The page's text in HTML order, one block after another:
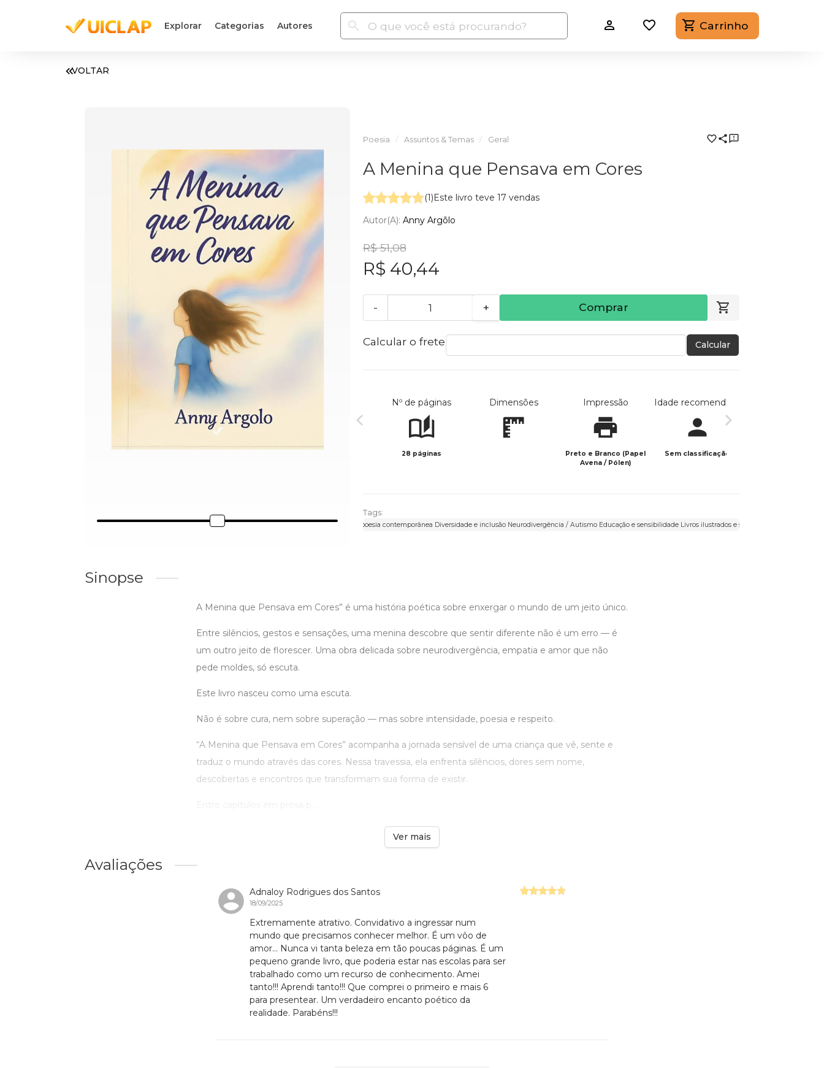
Explorar Categorias Autores Carrinho
VOLTAR
Poesia Assuntos & Temas Geral
A Menina que Pensava em Cores
(1)Este livro teve 17 vendas
Autor(a): Anny Argõlo
R$ 51,08
R$ 40,44
- + Comprar
Calcular o frete Calcular
Nº de páginas
28 páginas
Dimensões Impressão
Preto e Branco (Papel
Avena / Pólen)
Idade recomendada
Sem classificação
Tags:
Literatura infantil / infantojuvenil Prosa poética / poesia contemporânea Diversidade e inclusão Neurodivergência / Autismo Educação e sensibilidade Livros ilustrados e sensoriais Autoaceitação
Sinopse
A Menina que Pensava em Cores” é uma história poética sobre enxergar o mundo de um jeito único.
Entre silêncios, gestos e sensações, uma menina descobre que sentir diferente não é um erro — é
um outro jeito de florescer. Uma obra delicada sobre neurodivergência, empatia e amor que não
pede moldes, só escuta.
Este livro nasceu como uma escuta.
Não é sobre cura, nem sobre superação — mas sobre intensidade, poesia e respeito.
“A Menina que Pensava em Cores” acompanha a jornada sensível de uma criança que vê, sente e
traduz o mundo através das cores. Nessa travessia, ela enfrenta silêncios, dores sem nome,
descobertas e encontros que transformam sua forma de existir.
Ver mais
Avaliações
Adnaloy Rodrigues dos Santos
18/09/2025
Extremamente atrativo. Convidativo a ingressar num
mundo que precisamos conhecer melhor. É um vôo de
amor... Nunca vi tanta beleza em tão poucas páginas. É um
pequeno grande livro, que poderia estar nas escolas para ser
trabalhado como um recurso de conhecimento. Amei
tanto!!! Aprendi tanto!!! Que comprei o primeiro e mais 6
para presentear. Um verdadeiro encanto poético da
realidade. Parabéns!!!